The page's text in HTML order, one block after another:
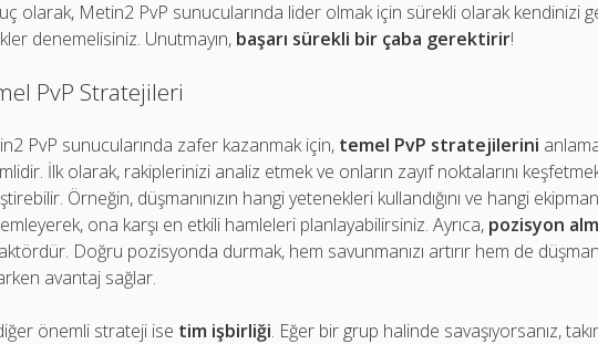
olarak, Metin2 PvP sunucularında lider olmak için sürekli olarak kendinizi
denemelisiniz. Unutmayın, başarı sürekli bir çaba gerektirir!
PvP Stratejileri
PvP sunucularında zafer kazanmak için, temel PvP stratejilerini
İlk olarak, rakiplerinizi analiz etmek ve onların zayıf noktalarını
Örneğin, düşmanınızın hangi yetenekleri kullandığını ve hangi
ona karşı en etkili hamleleri planlayabilirsiniz. Ayrıca, pozisyon
Doğru pozisyonda durmak, hem savunmanızı artırır hem de
avantaj sağlar.
önemli strateji ise tim işbirliği. Eğer bir grup halinde savaşıyorsanız,